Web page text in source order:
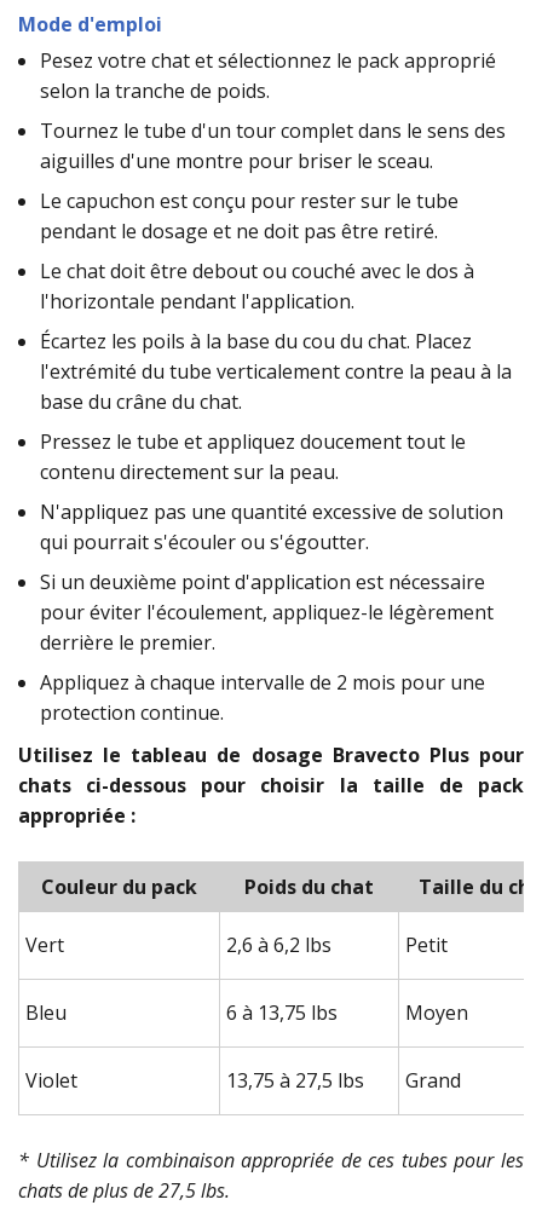
Mode d'emploi
Pesez votre chat et sélectionnez le pack approprié
selon la tranche de poids.
Tournez le tube d'un tour complet dans le sens des
aiguilles d'une montre pour briser le sceau.
Le capuchon est conçu pour rester sur le tube
pendant le dosage et ne doit pas être retiré.
Le chat doit être debout ou couché avec le dos à
l'horizontale pendant l'application.
Écartez les poils à la base du cou du chat. Placez
l'extrémité du tube verticalement contre la peau à la
base du crâne du chat.
Pressez le tube et appliquez doucement tout le
contenu directement sur la peau.
N'appliquez pas une quantité excessive de solution
qui pourrait s'écouler ou s'égoutter.
Si un deuxième point d'application est nécessaire
pour éviter l'écoulement, appliquez-le légèrement
derrière le premier.
Appliquez à chaque intervalle de 2 mois pour une
protection continue.
Utilisez le tableau de dosage Bravecto Plus pour
chats ci-dessous pour choisir la taille de pack
appropriée :
Couleur du pack Poids du chat Taille du
Vert 2,6 à 6,2 lbs Petit
Bleu 6 à 13,75 lbs Moyen
Violet 13,75 à 27,5 lbs Grand
* Utilisez la combinaison appropriée de ces tubes pour les
chats de plus de 27,5 lbs.